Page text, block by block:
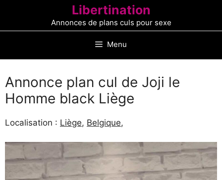
contenu
Libertination
Annonces de plans culs pour sexe
Menu
Annonce plan cul de Joji le
Homme black Liège
Localisation : Liège, Belgique,